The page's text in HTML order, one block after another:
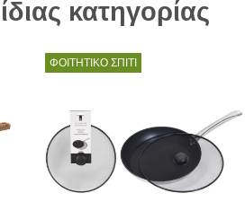
κατηγορίας
ΦΟΙΤΗΤΙΚΟ ΣΠΙΤΙ